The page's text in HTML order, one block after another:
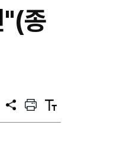
"(종
공
프
트
텍
트